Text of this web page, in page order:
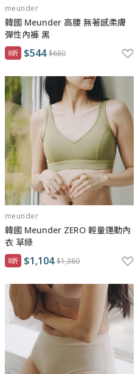
meunder
韓國 Meunder 高腰 無著感柔膚
彈性內褲 黑
8折 $544 $680
meunder
韓國 Meunder ZERO 輕量運動內
衣 草綠
8折 $1,104 $1,380